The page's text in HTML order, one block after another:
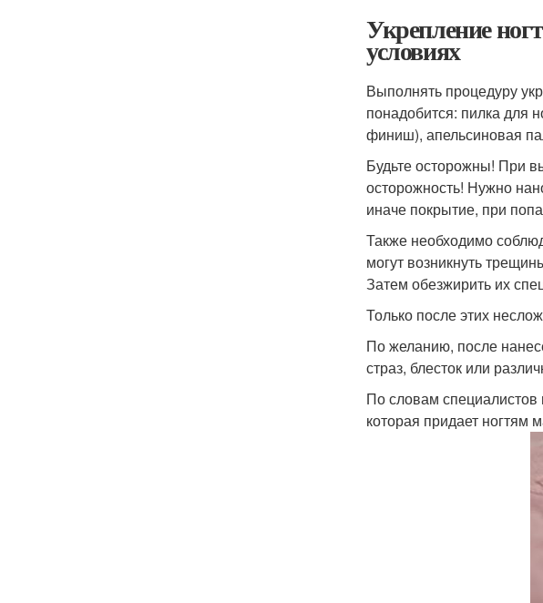
Укрепление
условиях
Выполнять процедуру
понадобится: пилка для
финиш), апельсиновая
Будьте осторожны! При
осторожность! Нужно
иначе покрытие, при
Также необходимо
могут возникнуть
Затем обезжирить их
Только после этих
По желанию, после
страз, блесток или
По словам
которая придает ногтям